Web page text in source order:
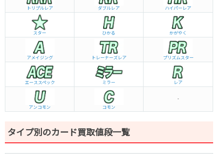
トリプルレア ダブルレア ハイパーレア
スター ひかる かがやく
アメイジング トレーナーズレア プリズムスター
エーススペック ミラー レア
アンコモン コモン
-
タイプ別のカード買取値段一覧